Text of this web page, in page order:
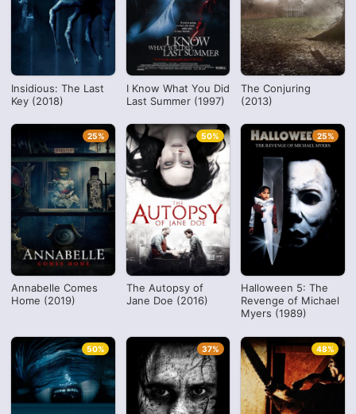
Insidious: The Last
Key (2018)
I Know What You Did
Last Summer (1997)
The Conjuring
(2013)
Annabelle Comes
Home (2019)
25%
The Autopsy of
Jane Doe (2016)
50%
Halloween 5: The
Revenge of Michael
Myers (1989)
25%
50% 37% 48%